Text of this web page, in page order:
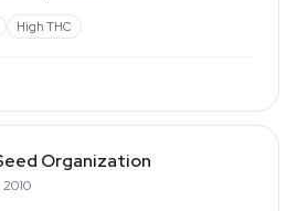
High THC
Organization